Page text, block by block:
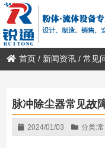
首页 / 新闻资讯 /常见
脉冲除尘器常见故
2024/01/03 分类: